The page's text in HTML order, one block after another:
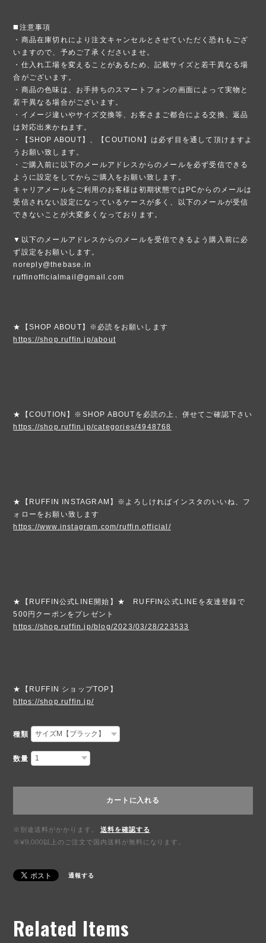
◼️注意事項
・商品在庫切れにより注文キャンセルとさせていただく恐れもござ
いますので、予めご了承くださいませ。
・仕入れ工場を変えることがあるため、記載サイズと若干異なる場
合がございます。
・商品の色味は、お手持ちのスマートフォンの画面によって実物と
若干異なる場合がございます。
・イメージ違いやサイズ交換等、お客さまご都合による交換、返品
は対応出来かねます。
・【SHOP ABOUT】、【COUTION】は必ず目を通して頂けますよ
うお願い致します。
・ご購入前に以下のメールアドレスからのメールを必ず受信できる
ように設定をしてからご購入をお願い致します。
キャリアメールをご利用のお客様は初期状態ではPCからのメールは
受信されない設定になっているケースが多く、以下のメールが受信
できないことが大変多くなっております。
▼以下のメールアドレスからのメールを受信できるよう購入前に必
ず設定をお願いします。
noreply@thebase.in
ruffinofficialmail@gmail.com
★【SHOP ABOUT】※必読をお願いします
https://shop.ruffin.jp/about
★【COUTION】※SHOP ABOUTを必読の上、併せてご確認下さい
https://shop.ruffin.jp/categories/4948768
★【RUFFIN INSTAGRAM】※よろしければインスタのいいね、フ
ォローをお願い致します
https://www.instagram.com/ruffin.official/
★【RUFFIN公式LINE開始】★ RUFFIN公式LINEを友達登録で
500円クーポンをプレゼント
https://shop.ruffin.jp/blog/2023/03/28/223533
★【RUFFIN ショップTOP】
https://shop.ruffin.jp/
種類
数量
カートに入れる
※別途送料がかかります。
送料を確認する
※¥9,000以上のご注文で国内送料が無料になります。
通報する
Related Items